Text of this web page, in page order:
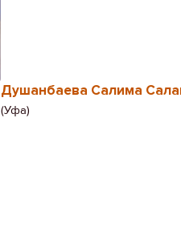
Душанбаева Салима
(Уфа)